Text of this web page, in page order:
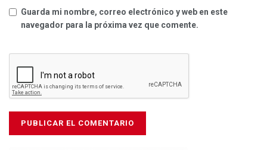
Guarda mi nombre, correo electrónico y web en este
navegador para la próxima vez que comente.